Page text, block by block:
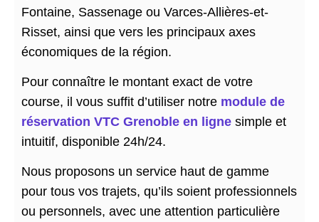
Fontaine, Sassenage ou Varces-Allières-et-
Risset, ainsi que vers les principaux axes
économiques de la région.
Pour connaître le montant exact de votre
course, il vous suffit d’utiliser notre module de
réservation VTC Grenoble en ligne simple et
intuitif, disponible 24h/24.
Nous proposons un service haut de gamme
pour tous vos trajets, qu’ils soient professionnels
ou personnels, avec une attention particulière